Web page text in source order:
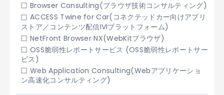
Browser Consulting(ブラウザ技術コンサルティング)
ACCESS Twine for Car(コネクテッドカー向けアプリ
ストア／コンテンツ配信IVIプラットフォーム)
NetFront Browser NX(WebKitブラウザ)
OSS脆弱性レポートサービス (OSS脆弱性レポートサー
ビス)
Web Application Consulting(Webアプリケーショ
ン高速化コンサルティング)